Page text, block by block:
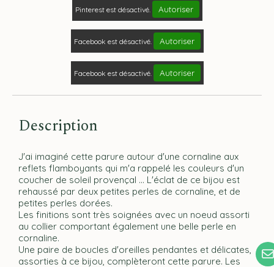
Pinterest est désactivé. Autoriser
Facebook est désactivé. Autoriser
Facebook est désactivé. Autoriser
Description
J'ai imaginé cette parure autour d'une cornaline aux
reflets flamboyants qui m'a rappelé les couleurs d'un
coucher de soleil provençal ... L'éclat de ce bijou est
rehaussé par deux petites perles de cornaline, et de
petites perles dorées.
Les finitions sont très soignées avec un noeud assorti
au collier comportant également une belle perle en
cornaline.
Une paire de boucles d'oreilles pendantes et délicates,
assorties à ce bijou, complèteront cette parure. Les